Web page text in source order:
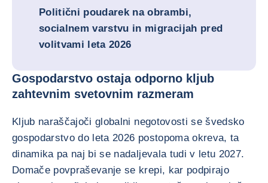
Politični poudarek na obrambi,
socialnem varstvu in migracijah pred
volitvami leta 2026
Gospodarstvo ostaja odporno kljub
zahtevnim svetovnim razmeram
Kljub naraščajoči globalni negotovosti se švedsko
gospodarstvo do leta 2026 postopoma okreva, ta
dinamika pa naj bi se nadaljevala tudi v letu 2027.
Domače povpraševanje se krepi, kar podpirajo